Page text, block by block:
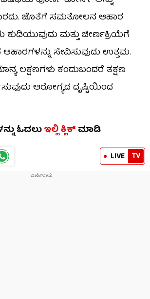
ಜೊತೆಗೆ ಸಮತೋಲನ ಆಹಾರ
ಕುಡಿಯುವುದು ಮತ್ತು ಜೀರ್ಣಕ್ರಿಯೆಗೆ
ಸೇವಿಸುವುದು ಉತ್ತಮ.
ಲಕ್ಷಣಗಳು ಕಂಡುಬಂದರೆ ತಕ್ಷಣ
ಆರೋಗ್ಯದ ದೃಷ್ಟಿಯಿಂದ
ಓದಲುಇಲ್ಲಿ ಕ್ಲಿಕ್ಮಾಡಿ
LIVE TV